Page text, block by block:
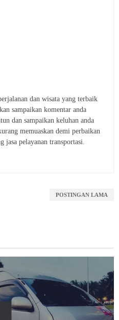
dan wisata yang terbaik
sampaikan komentar anda
dan sampaikan keluhan anda
memuaskan demi perbaikan
jasa pelayanan transportasi.
POSTINGAN LAMA